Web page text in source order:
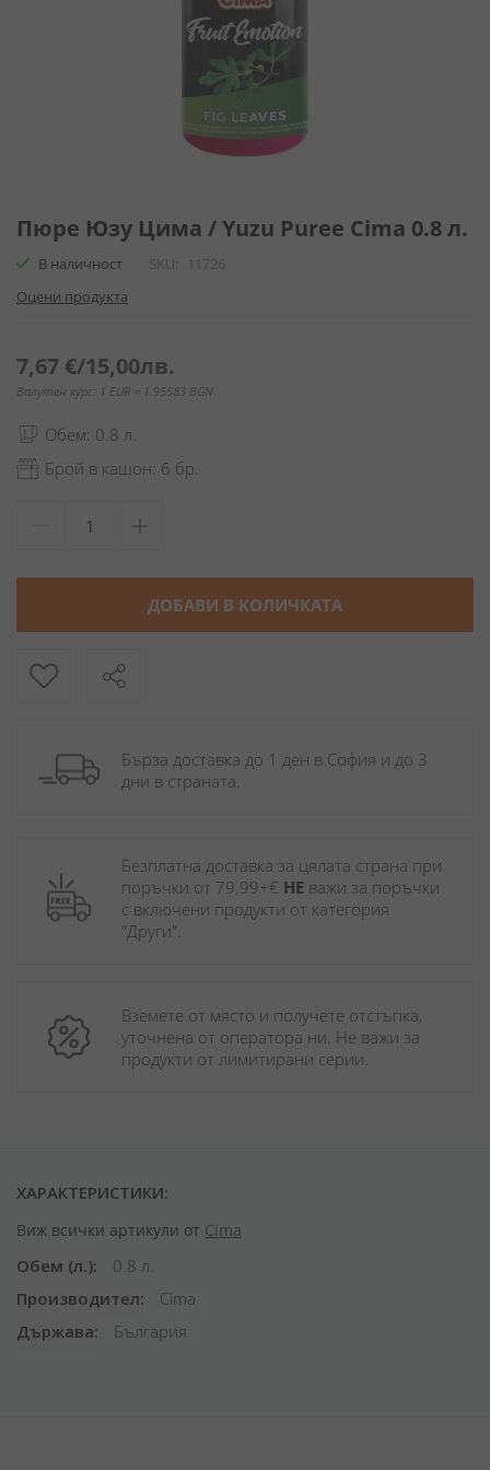
към
началото
на
галерия
със
Пюре Юзу Цима / Yuzu Puree Cima 0.8 л.
В наличност SKU
11726
Оцени продукта
7,67 €/15,00лв.
Валутен курс: 1 EUR = 1.95583 BGN
Обем: 0.8 л.
Брой в кашон: 6 бр.
ДОБАВИ В КОЛИЧКАТА
Бърза доставка до 1 ден в София и до 3
дни в страната.
Безплатна доставка за цялата страна при
поръчки от 79.99+€ НЕ важи за поръчки
с включени продукти от категория
"Други".
Вземете от място и получете отстъпка,
уточнена от оператора ни. Не важи за
продукти от лимитирани серии.
ХАРАКТЕРИСТИКИ:
Виж всички артикули от Cima
Обем (л.)
0.8 л.
Производител
Cima
Държава
България